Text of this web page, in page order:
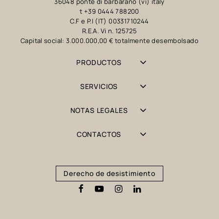
t +39 0444 788200
C.F e P.I (IT) 00331710244
R.E.A. Vi n. 125725
Capital social: 3.000.000,00 € totalmente desembolsado
PRODUCTOS
SERVICIOS
NOTAS LEGALES
CONTACTOS
Derecho de desistimiento